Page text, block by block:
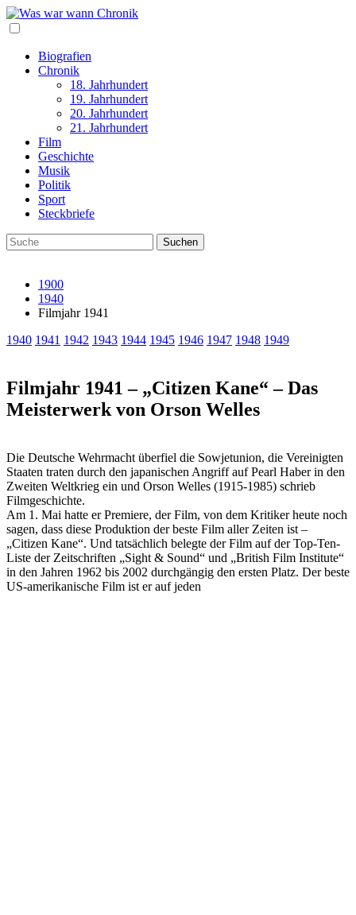
Biografien
Chronik
18. Jahrhundert
19. Jahrhundert
20. Jahrhundert
21. Jahrhundert
Film
Geschichte
Musik
Politik
Sport
Steckbriefe
1900
1940
Filmjahr 1941
1940 1941 1942 1943 1944 1945 1946 1947 1948 1949
Filmjahr 1941 – „Citizen Kane“ – Das
Meisterwerk von Orson Welles
Die Deutsche Wehrmacht überfiel die Sowjetunion, die Vereinigten
Staaten traten durch den japanischen Angriff auf Pearl Haber in den
Zweiten Weltkrieg ein und Orson Welles (1915-1985) schrieb
Filmgeschichte.
Am 1. Mai hatte er Premiere, der Film, von dem Kritiker heute noch
sagen, dass diese Produktion der beste Film aller Zeiten ist –
„Citizen Kane“. Und tatsächlich belegte der Film auf der Top-Ten-
Liste der Zeitschriften „Sight & Sound“ und „British Film Institute“
in den Jahren 1962 bis 2002 durchgängig den ersten Platz. Der beste
US-amerikanische Film ist er auf jeden